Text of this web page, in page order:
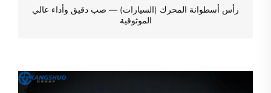
رأس أسطوانة المحرك (السيارات) — صب دقيق وأداء عالي
الموثوقية